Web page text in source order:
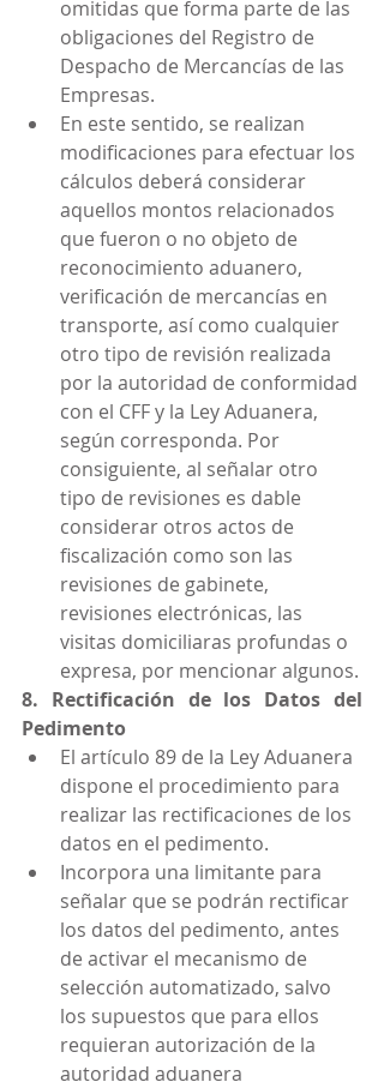
omitidas que forma parte de las
obligaciones del Registro de
Despacho de Mercancías de las
Empresas.
En este sentido, se realizan
modificaciones para efectuar los
cálculos deberá considerar
aquellos montos relacionados
que fueron o no objeto de
reconocimiento aduanero,
verificación de mercancías en
transporte, así como cualquier
otro tipo de revisión realizada
por la autoridad de conformidad
con el CFF y la Ley Aduanera,
según corresponda. Por
consiguiente, al señalar otro
tipo de revisiones es dable
considerar otros actos de
fiscalización como son las
revisiones de gabinete,
revisiones electrónicas, las
visitas domiciliaras profundas o
expresa, por mencionar algunos.
8. Rectificación de los Datos del
Pedimento
El artículo 89 de la Ley Aduanera
dispone el procedimiento para
realizar las rectificaciones de los
datos en el pedimento.
Incorpora una limitante para
señalar que se podrán rectificar
los datos del pedimento, antes
de activar el mecanismo de
selección automatizado, salvo
los supuestos que para ellos
requieran autorización de la
autoridad aduanera